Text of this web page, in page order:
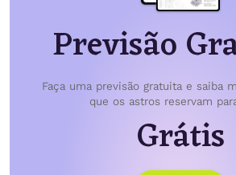
Previsão
Faça uma previsão gratuita e saiba
que os astros reservam
Grátis